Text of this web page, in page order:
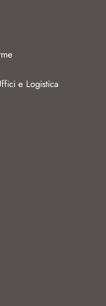
e Logistica